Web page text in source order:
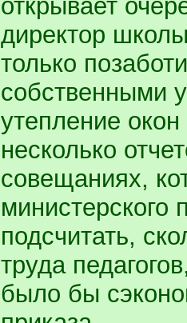
открывает
директор
только
собственными
утепление
несколько
совещаниях,
подсчитать,
труда
было бы